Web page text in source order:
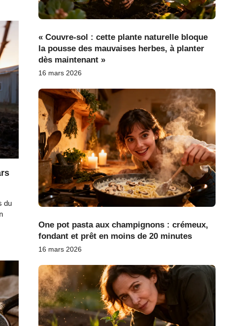
du
« Couvre-sol : cette plante naturelle bloque
la pousse des mauvaises herbes, à planter
dès maintenant »
16 mars 2026
One pot pasta aux champignons : crémeux,
fondant et prêt en moins de 20 minutes
16 mars 2026